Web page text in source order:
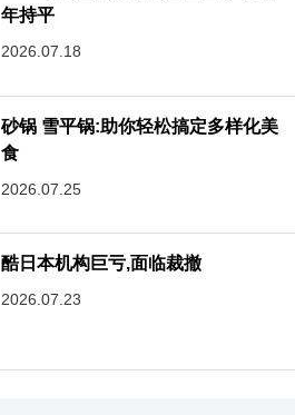
年持平
2026.07.18
砂锅 雪平锅:助你轻松搞定多样化美
食
2026.07.25
酷日本机构巨亏,面临裁撤
2026.07.23